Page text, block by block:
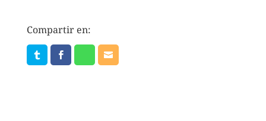
PAVO
ROSS
PRECIO
Compartir en: